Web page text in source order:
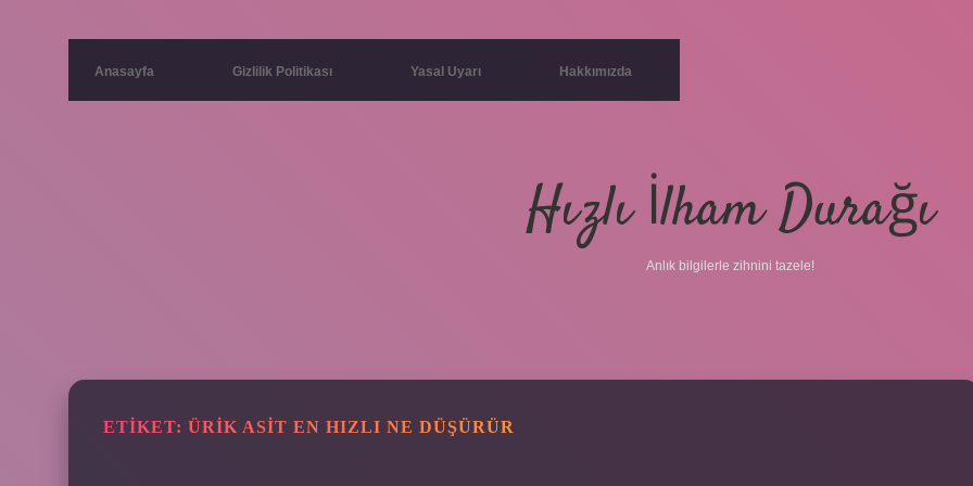
Anasayfa Gizlilik Politikası Yasal Uyarı Hakkımızda
Hızlı İlham Durağı
Anlık bilgilerle zihnini tazele!
ETIKET: ÜRIK ASIT EN HIZLI NE DÜŞÜRÜR